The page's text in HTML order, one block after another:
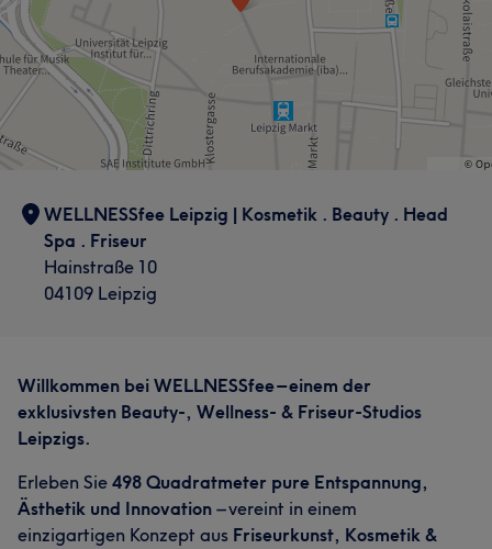
WELLNESSfee Leipzig | Kosmetik . Beauty . Head
Spa . Friseur
Hainstraße 10
04109 Leipzig
Willkommen bei WELLNESSfee – einem der
exklusivsten Beauty-, Wellness- & Friseur-Studios
Leipzigs.
Erleben Sie 498 Quadratmeter pure Entspannung,
Ästhetik und Innovation – vereint in einem
einzigartigen Konzept aus Friseurkunst, Kosmetik &